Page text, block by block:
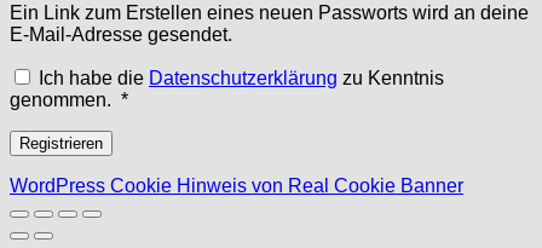
Ein Link zum Erstellen eines neuen Passworts wird an deine
E-Mail-Adresse gesendet.
Ich habe die Datenschutzerklärung zu Kenntnis
genommen. *Erforderlich
Registrieren
WordPress Cookie Hinweis von Real Cookie Banner